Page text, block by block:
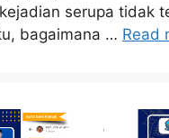
serupa tidak
bagaimana … Read